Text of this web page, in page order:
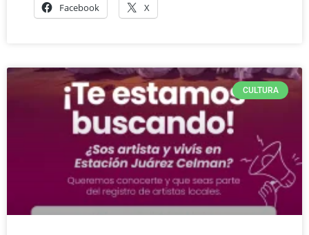
Facebook X
CULTURA